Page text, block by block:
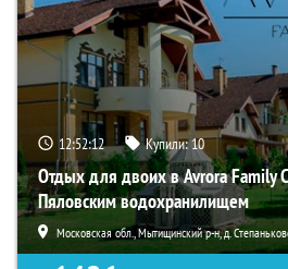
12:52:10 Купили:10
Отдых для двоих в Avrora Family
Пяловским водохранилищем
Московская обл., Мытищинский р-н, д.